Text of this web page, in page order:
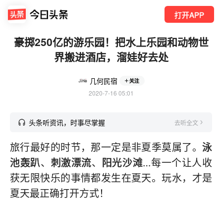
打开APP
豪掷250亿的游乐园！把水上乐园和动物世
界搬进酒店，溜娃好去处
几何民宿 关注
2020-7-16 05:01
头条听资讯，时事尽掌握 去听全文
旅行最好的时节，那一定是非夏季莫属了。 泳
池轰趴、 刺激漂流、 阳光沙滩…每一个让人收
获无限快乐的事情都发生在夏天。玩水，才是
夏天最正确打开方式！